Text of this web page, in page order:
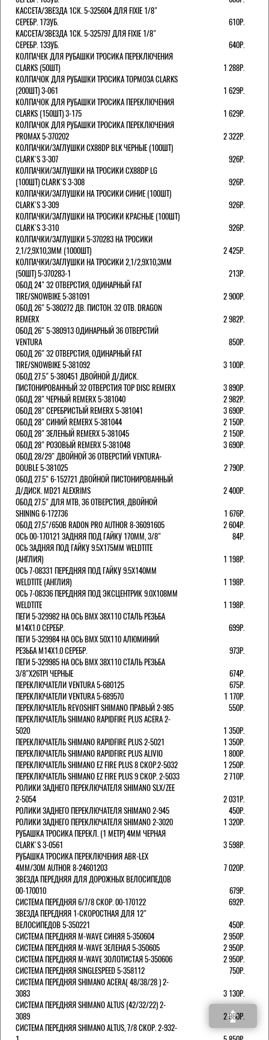
КАССЕТА/ЗВЕЗДА 1СК. 5-325604 ДЛЯ FIXIE 1/8"
СЕРЕБР. 17ЗУБ.
610Р.
КАССЕТА/ЗВЕЗДА 1СК. 5-325797 ДЛЯ FIXIE 1/8"
СЕРЕБР. 13ЗУБ.
640Р.
КОЛПАЧЕК ДЛЯ РУБАШКИ ТРОСИКА ПЕРЕКЛЮЧЕНИЯ
CLARKS (50ШТ)
1 288Р.
КОЛПАЧОК ДЛЯ РУБАШКИ ТРОСИКА ТОРМОЗА CLARKS
(200ШТ) 3-061
1 629Р.
КОЛПАЧОК ДЛЯ РУБАШКИ ТРОСИКА ПЕРЕКЛЮЧЕНИЯ
CLARKS (150ШТ) 3-175
1 629Р.
КОЛПАЧОК ДЛЯ РУБАШКИ ТРОСИКА ПЕРЕКЛЮЧЕНИЯ
PROMAX 5-370202
2 322Р.
КОЛПАЧКИ/3АГЛУШКИ CX88DP BLK ЧЕРНЫЕ (100ШТ)
CLARK`S 3-307
926Р.
КОЛПАЧКИ/3АГЛУШКИ НА ТРОСИКИ CX88DP LG
(100ШТ) CLARK`S 3-308
926Р.
КОЛПАЧКИ/3АГЛУШКИ НА ТРОСИКИ СИНИЕ (100ШТ)
CLARK`S 3-309
926Р.
КОЛПАЧКИ/3АГЛУШКИ НА ТРОСИКИ КРАСНЫЕ (100ШТ)
CLARK`S 3-310
926Р.
КОЛПАЧКИ/3АГЛУШКИ 5-370283 НА ТРОСИКИ
2,1/2,9Х10,3ММ (1000ШТ)
2 425Р.
КОЛПАЧКИ/3АГЛУШКИ НА ТРОСИКИ 2,1/2,9Х10,3ММ
(50ШТ) 5-370283-1
213Р.
ОБОД 24" 32 ОТВЕРСТИЯ, ОДИНАРНЫЙ FAT
TIRE/SNOWBIKE 5-381091
2 900Р.
ОБОД 26" 5-380272 ДВ. ПИСТОН. 32 ОТВ. DRAGON
REMERX
2 982Р.
ОБОД 26" 5-380913 ОДИНАРНЫЙ 36 ОТВЕРСТИЙ
VENTURA
850Р.
ОБОД 26" 32 ОТВЕРСТИЯ, ОДИНАРНЫЙ FAT
TIRE/SNOWBIKE 5-381092
3 100Р.
ОБОД 27.5" 5-380451 ДВОЙНОЙ Д/ДИСК.
ПИСТОНИРОВАННЫЙ 32 ОТВЕРСТИЯ TOP DISC REMERX
3 890Р.
ОБОД 28" ЧЕРНЫЙ REMERX 5-381040
2 982Р.
ОБОД 28" СЕРЕБРИСТЫЙ REMERX 5-381041
3 690Р.
ОБОД 28" СИНИЙ REMERX 5-381044
2 150Р.
ОБОД 28" ЗЕЛЕНЫЙ REMERX 5-381045
2 150Р.
ОБОД 28" РОЗОВЫЙ REMERX 5-381048
3 690Р.
ОБОД 28/29" ДВОЙНОЙ 36 ОТВЕРСТИЙ VENTURA-
DOUBLE 5-381025
2 790Р.
ОБОД 27.5" 6-152721 ДВОЙНОЙ ПИСТОНИРОВАННЫЙ
Д/ДИСК. MD21 ALEXRIMS
2 400Р.
ОБОД 27.5" ДЛЯ MTB, 36 ОТВЕРСТИЯ, ДВОЙНОЙ
SHINING 6-172736
1 676Р.
ОБОД 27,5"/650B RADON PRO AUTHOR 8-36091605
2 604Р.
ОСЬ 00-170121 ЗАДНЯЯ ПОД ГАЙКУ 170MM, 3/8"
84Р.
ОСЬ ЗАДНЯЯ ПОД ГАЙКУ 9.5Х175ММ WELDTITE
(АНГЛИЯ)
1 198Р.
ОСЬ 7-08331 ПЕРЕДНЯЯ ПОД ГАЙКУ 9.5Х140ММ
WELDTITE (АНГЛИЯ)
1 198Р.
ОСЬ 7-08336 ПЕРЕДНЯЯ ПОД ЭКСЦЕНТРИК 9.0Х108ММ
WELDTITE
1 198Р.
ПЕГИ 5-329982 НА ОСЬ BMX 38Х110 СТАЛЬ РЕЗЬБА
М14Х1.0 СЕРЕБР.
699Р.
ПЕГИ 5-329984 НА ОСЬ BMX 50Х110 АЛЮМИНИЙ
РЕЗЬБА М14Х1.0 СЕРЕБР.
973Р.
ПЕГИ 5-329985 НА ОСЬ BMX 38Х110 СТАЛЬ РЕЗЬБА
3/8"Х26TPI ЧЕРНЫЕ
674Р.
ПЕРЕКЛЮЧАТЕЛИ VENTURA 5-680125
675Р.
ПЕРЕКЛЮЧАТЕЛИ VENTURA 5-689570
1 170Р.
ПЕРЕКЛЮЧАТЕЛЬ REVOSHIFT SHIMANO ПРАВЫЙ 2-985
550Р.
ПЕРЕКЛЮЧАТЕЛЬ SHIMANO RAPIDFIRE PLUS ACERA 2-
5020
1 350Р.
ПЕРЕКЛЮЧАТЕЛЬ SHIMANO RAPIDFIRE PLUS 2-5021
1 350Р.
ПЕРЕКЛЮЧАТЕЛЬ SHIMANO RAPIDFIRE PLUS ALIVIO
1 800Р.
ПЕРЕКЛЮЧАТЕЛЬ SHIMANO EZ FIRE PLUS 8 СКОР.2-5032
1 250Р.
ПЕРЕКЛЮЧАТЕЛЬ SHIMANO EZ FIRE PLUS 9 СКОР. 2-5033
2 710Р.
РОЛИКИ ЗАДНЕГО ПЕРЕКЛЮЧАТЕЛЯ SHIMANO SLX/ZEE
2-5054
2 031Р.
РОЛИКИ ЗАДНЕГО ПЕРЕКЛЮЧАТЕЛЯ SHIMANO 2-945
450Р.
РОЛИКИ ЗАДНЕГО ПЕРЕКЛЮЧАТЕЛЯ SHIMANO 2-3020
1 320Р.
РУБАШКА ТРОСИКА ПЕРЕКЛ. (1 МЕТР) 4ММ ЧЕРНАЯ
СLARK'S 3-0561
3 598Р.
РУБАШКА ТРОСИКА ПЕРЕКЛЮЧЕНИЯ ABR-LEX
4MM/30M AUTHOR 8-24601203
7 020Р.
ЗВЕЗДА ПЕРЕДНЯЯ ДЛЯ ДОРОЖНЫХ ВЕЛОСИПЕДОВ
00-170010
679Р.
СИСТЕМА ПЕРЕДНЯЯ 6/7/8 СКОР. 00-170122
692Р.
ЗВЕЗДА ПЕРЕДНЯЯ 1-СКОРОСТНАЯ ДЛЯ 12"
ВЕЛОСИПЕДОВ 5-350221
450Р.
СИСТЕМА ПЕРЕДНЯЯ M-WAVE СИНЯЯ 5-350604
2 950Р.
СИСТЕМА ПЕРЕДНЯЯ M-WAVE ЗЕЛЕНАЯ 5-350605
2 950Р.
СИСТЕМА ПЕРЕДНЯЯ M-WAVE ЗОЛОТИСТАЯ 5-350606
2 950Р.
СИСТЕМА ПЕРЕДНЯЯ SINGLESPEED 5-358112
750Р.
СИСТЕМА ПЕРЕДНЯЯ SHIMANO ACERA( 48/38/28 ) 2-
3083
3 130Р.
СИСТЕМА ПЕРЕДНЯЯ SHIMANO ALTUS (42/32/22) 2-
3089
2 980Р.
СИСТЕМА ПЕРЕДНЯЯ SHIMANO ALTUS, 7/8 СКОР. 2-932-